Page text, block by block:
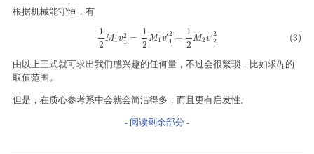
根据机械能守恒，有
1
2
M1v2
1 =
1
2
M1v′2
1 +
1
2
M2v′2
2
(3)
(3)12M1v12= 12M1v′12+12M2v′2
由以上三式就可求出我们感兴趣的任何量，不过会很繁琐，比如求θ1
θ1 的
取值范围。
但是，在质心参考系中会就会简洁得多，而且更有启发性。
- 阅读剩余部分 -